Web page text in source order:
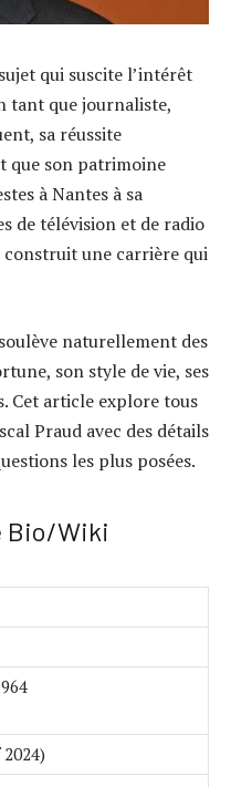
qui suscite l’intérêt
tant que journaliste,
sa réussite
que son patrimoine
à Nantes à sa
de télévision et de radio
construit une carrière qui
naturellement des
son style de vie, ses
Cet article explore tous
Praud avec des détails
les plus posées.
Bio/Wiki